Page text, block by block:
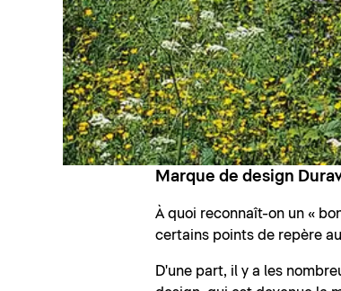
Marque de design
À quoi reconnaît-on un «
certains points de repère
D'une part, il y a les